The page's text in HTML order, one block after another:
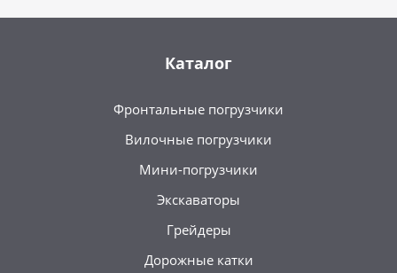
Каталог
Фронтальные погрузчики
Вилочные погрузчики
Мини-погрузчики
Экскаваторы
Грейдеры
Дорожные катки